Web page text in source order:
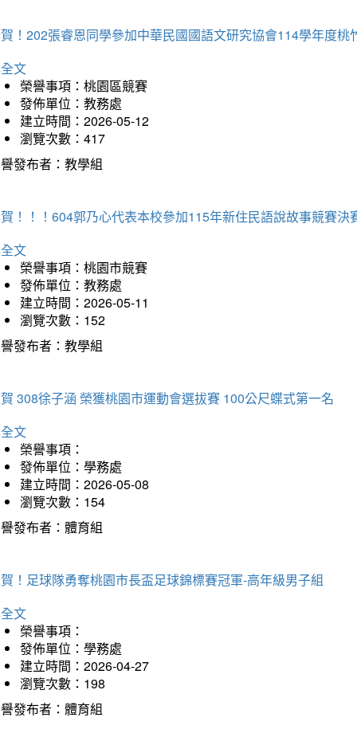
！202張睿恩同學參加中華民國國語文研究協會114學年度
文
榮譽事項：桃園區競賽
發佈單位：教務處
建立時間：2026-05-12
瀏覽次數：417
發布者：教學組
！！！604郭乃心代表本校參加115年新住民語說故事競賽決
文
榮譽事項：桃園市競賽
發佈單位：教務處
建立時間：2026-05-11
瀏覽次數：152
發布者：教學組
308徐子涵 榮獲桃園市運動會選拔賽 100公尺蝶式第一名
文
榮譽事項：
發佈單位：學務處
建立時間：2026-05-08
瀏覽次數：154
發布者：體育組
！足球隊勇奪桃園市長盃足球錦標賽冠軍-高年級男子組
文
榮譽事項：
發佈單位：學務處
建立時間：2026-04-27
瀏覽次數：198
發布者：體育組